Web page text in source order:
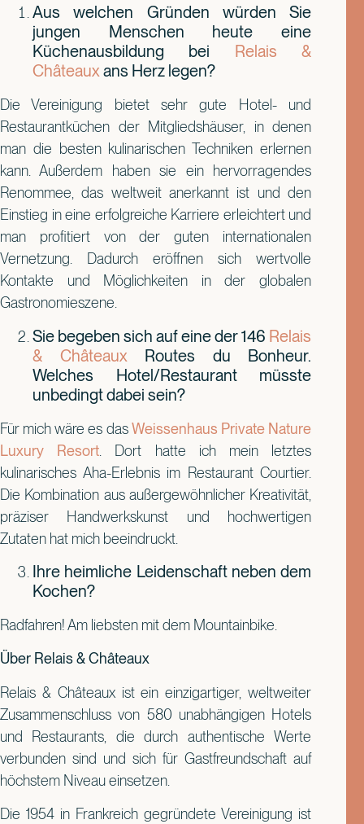
Aus welchen Gründen würden Sie
jungen Menschen heute eine
Küchenausbildung bei Relais &
Châteauxans Herz legen?
Die Vereinigung bietet sehr gute Hotel- und
Restaurantküchen der Mitgliedshäuser, in denen
man die besten kulinarischen Techniken erlernen
kann. Außerdem haben sie ein hervorragendes
Renommee, das weltweit anerkannt ist und den
Einstieg in eine erfolgreiche Karriere erleichtert und
man profitiert von der guten internationalen
Vernetzung. Dadurch eröffnen sich wertvolle
Kontakte und Möglichkeiten in der globalen
Gastronomieszene.
Sie begeben sich auf eine der 146 Relais
& Châteaux Routes du Bonheur.
Welches Hotel/Restaurant müsste
unbedingt dabei sein?
Für mich wäre es dasWeissenhaus Private Nature
Luxury Resort . Dort hatte ich mein letztes
kulinarisches Aha-Erlebnis im Restaurant Courtier.
Die Kombination aus außergewöhnlicher Kreativität,
präziser Handwerkskunst und hochwertigen
Zutaten hat mich beeindruckt.
Ihre heimliche Leidenschaft neben dem
Kochen?
Radfahren! Am liebsten mit dem Mountainbike.
Über Relais & Châteaux
Relais & Châteaux ist ein einzigartiger, weltweiter
Zusammenschluss von 580 unabhängigen Hotels
und Restaurants, die durch authentische Werte
verbunden sind und sich für Gastfreundschaft auf
höchstem Niveau einsetzen.
Die 1954 in Frankreich gegründete Vereinigung ist